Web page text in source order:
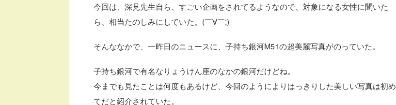
今回は、深見先生自ら、すごい企画をされてるようなので、対象になる女性に聞いた
ら、相当たのしみにしていた。(￣∀￣;)
そんななかで、一昨日のニュースに、子持ち銀河M51の超美麗写真がのっていた。
子持ち銀河で有名なりょうけん座のなかの銀河だけどね。
今までも見たことは何度もあるけど、今回のようによりはっきりした美しい写真は初め
てだと紹介されていた。